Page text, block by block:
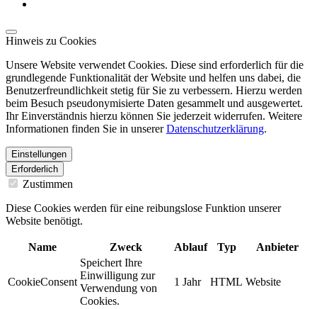
Hinweis zu Cookies
Unsere Website verwendet Cookies. Diese sind erforderlich für die
grundlegende Funktionalität der Website und helfen uns dabei, die
Benutzerfreundlichkeit stetig für Sie zu verbessern. Hierzu werden
beim Besuch pseudonymisierte Daten gesammelt und ausgewertet.
Ihr Einverständnis hierzu können Sie jederzeit widerrufen. Weitere
Informationen finden Sie in unsererDatenschutzerklärung.
Einstellungen
Erforderlich
Zustimmen
Diese Cookies werden für eine reibungslose Funktion unserer
Website benötigt.
Name Zweck Ablauf Typ Anbieter
CookieConsent
Speichert Ihre
Einwilligung zur
Verwendung von
Cookies.
1 Jahr HTML Website